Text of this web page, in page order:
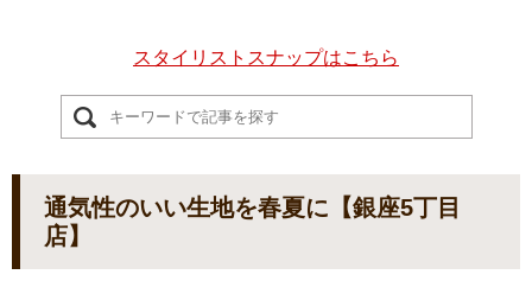
スタイリストスナップはこちら
通気性のいい生地を春夏に【銀座5丁目
店】